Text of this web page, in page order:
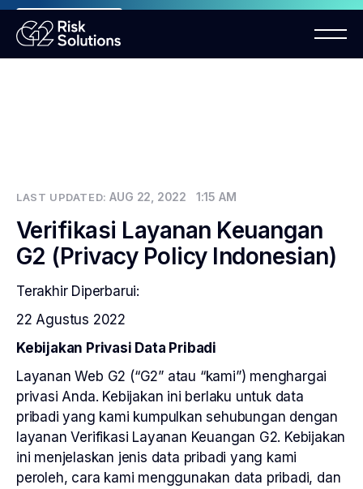
ANNOUNCEMENT
Mastercard MMP requirements 2026
LAST UPDATED:AUG 22, 2022 1:15 AM
Verifikasi Layanan Keuangan
G2 (Privacy Policy Indonesian)
Terakhir Diperbarui:
22 Agustus 2022
Kebijakan Privasi Data Pribadi
Layanan Web G2 (“G2” atau “kami”) menghargai
privasi Anda. Kebijakan ini berlaku untuk data
pribadi yang kami kumpulkan sehubungan dengan
layanan Verifikasi Layanan Keuangan G2. Kebijakan
ini menjelaskan jenis data pribadi yang kami
peroleh, cara kami menggunakan data pribadi, dan